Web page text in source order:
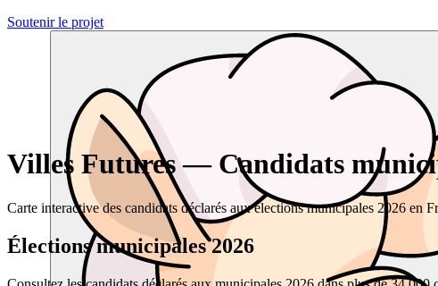
Soutenir le projet
Villes Futures — Candidats
Carte interactive des candidats déclarés aux élections municipales 2026 en
Élections municipales 2026